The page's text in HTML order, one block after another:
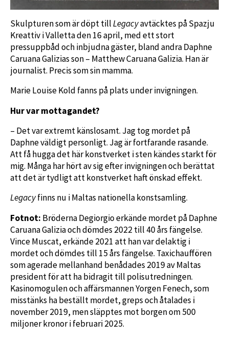
Skulpturen som är döpt tillLegacyavtäcktes på Spazju
Kreattiv i Valletta den 16 april, med ett stort
pressuppbåd och inbjudna gäster, bland andra Daphne
Caruana Galizias son – Matthew Caruana Galizia. Han är
journalist. Precis som sin mamma.
Marie Louise Kold fanns på plats under invigningen.
Hur var mottagandet?
– Det var extremt känslosamt. Jag tog mordet på
Daphne väldigt personligt. Jag är fortfarande rasande.
Att få hugga det här konstverket i sten kändes starkt för
mig. Många har hört av sig efter invigningen och berättat
att det är tydligt att konstverket haft önskad effekt.
Legacyfinns nu i Maltas nationella konstsamling.
Fotnot: Bröderna Degiorgio erkände mordet på Daphne
Caruana Galizia och dömdes 2022 till 40 års fängelse.
Vince Muscat, erkände 2021 att han var delaktig i
mordet och dömdes till 15 års fängelse. Taxichauffören
som agerade mellanhand benådades 2019 av Maltas
president för att ha bidragit till polisutredningen.
Kasinomogulen och affärsmannen Yorgen Fenech, som
misstänks ha beställt mordet, greps och åtalades i
november 2019, men släpptes mot borgen om 500
miljoner kronor i februari 2025.